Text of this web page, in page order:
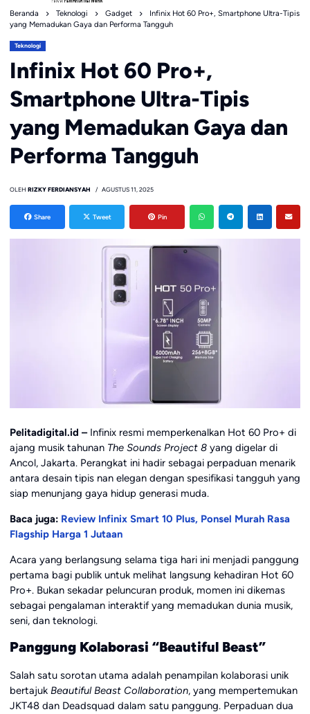
Beranda Teknologi Gadget
Infinix Hot 60 Pro+, Smartphone Ultra-Tipis
yang Memadukan Gaya dan Performa Tangguh
Teknologi
Infinix Hot 60 Pro+,
Smartphone Ultra-Tipis
yang Memadukan Gaya dan
Performa Tangguh
OLEH RIZKY FERDIANSYAH AGUSTUS 11, 2025
Share Tweet Pin
Pelitadigital.id – Infinix resmi memperkenalkan Hot 60 Pro+ di
ajang musik tahunan The Sounds Project 8yang digelar di
Ancol, Jakarta. Perangkat ini hadir sebagai perpaduan menarik
antara desain tipis nan elegan dengan spesifikasi tangguh yang
siap menunjang gaya hidup generasi muda.
Baca juga: Review Infinix Smart 10 Plus, Ponsel Murah Rasa
Flagship Harga 1 Jutaan
Acara yang berlangsung selama tiga hari ini menjadi panggung
pertama bagi publik untuk melihat langsung kehadiran Hot 60
Pro+. Bukan sekadar peluncuran produk, momen ini dikemas
sebagai pengalaman interaktif yang memadukan dunia musik,
seni, dan teknologi.
Panggung Kolaborasi “Beautiful Beast”
Salah satu sorotan utama adalah penampilan kolaborasi unik
bertajuk Beautiful Beast Collaboration, yang mempertemukan
JKT48 dan Deadsquad dalam satu panggung. Perpaduan dua